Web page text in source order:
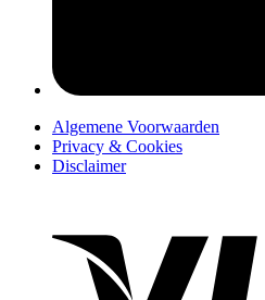
Algemene Voorwaarden
Privacy & Cookies
Disclaimer